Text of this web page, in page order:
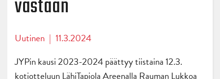
vastaan
Uutinen | 11.3.2024
JYPin kausi 2023-2024 päättyy tiistaina 12.3.
kotiotteluun LähiTapiola Areenalla Rauman Lukkoa